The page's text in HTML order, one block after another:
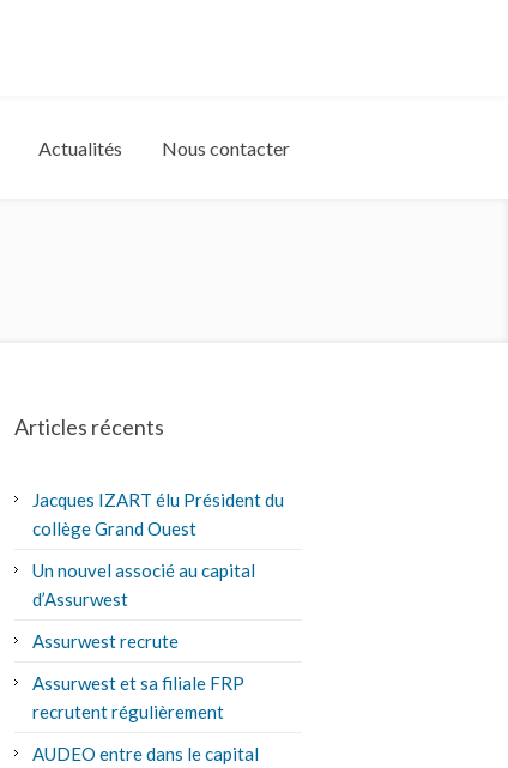
Actualités Nous contacter
Articles récents
Jacques IZART élu Président du
collège Grand Ouest
Un nouvel associé au capital
d’Assurwest
Assurwest recrute
Assurwest et sa filiale FRP
recrutent régulièrement
AUDEO entre dans le capital